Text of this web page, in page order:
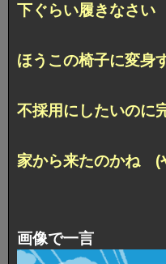
下ぐらい履きなさ
ほうこの椅子に変
不採用にしたいの
家から来たのかね (
画像で一言